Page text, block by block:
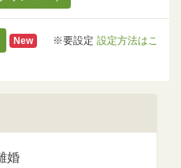
New ※要設定 設定方法はこ
婚